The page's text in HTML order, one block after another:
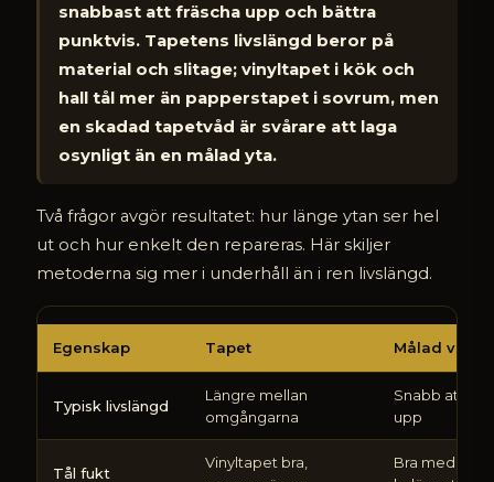
snabbast att fräscha upp och bättra
punktvis. Tapetens livslängd beror på
material och slitage; vinyltapet i kök och
hall tål mer än papperstapet i sovrum, men
en skadad tapetvåd är svårare att laga
osynligt än en målad yta.
Två frågor avgör resultatet: hur länge ytan ser hel
ut och hur enkelt den repareras. Här skiljer
metoderna sig mer i underhåll än i ren livslängd.
håller
eller
målad
Egenskap Tapet Målad vägg
Typisk livslängd
Längre mellan
omgångarna
Snabb att
upp
Tål fukt
Vinyltapet bra,
Bra med rätt